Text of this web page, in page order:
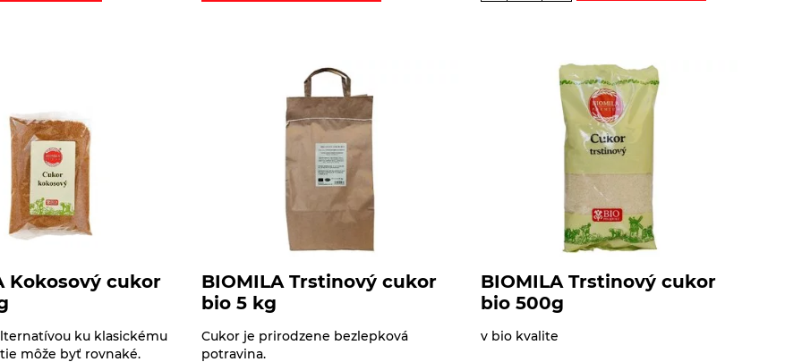
Kokosový cukor
ku klasickému
môže byť rovnaké.
BIOMILA Trstinový cukor
bio 5 kg
Cukor je prirodzene bezlepková
potravina.
BIOMILA Trstinový cukor
bio 500g
v bio kvalite